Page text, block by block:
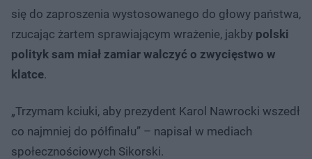
się do zaproszenia wystosowanego do głowy państwa,
rzucając żartem sprawiającym wrażenie, jakby polski
polityk sam miał zamiar walczyć o zwycięstwo w
klatce.
„Trzymam kciuki, aby prezydent Karol Nawrocki wszedł
co najmniej do półfinału” – napisał w mediach
społecznościowych Sikorski.